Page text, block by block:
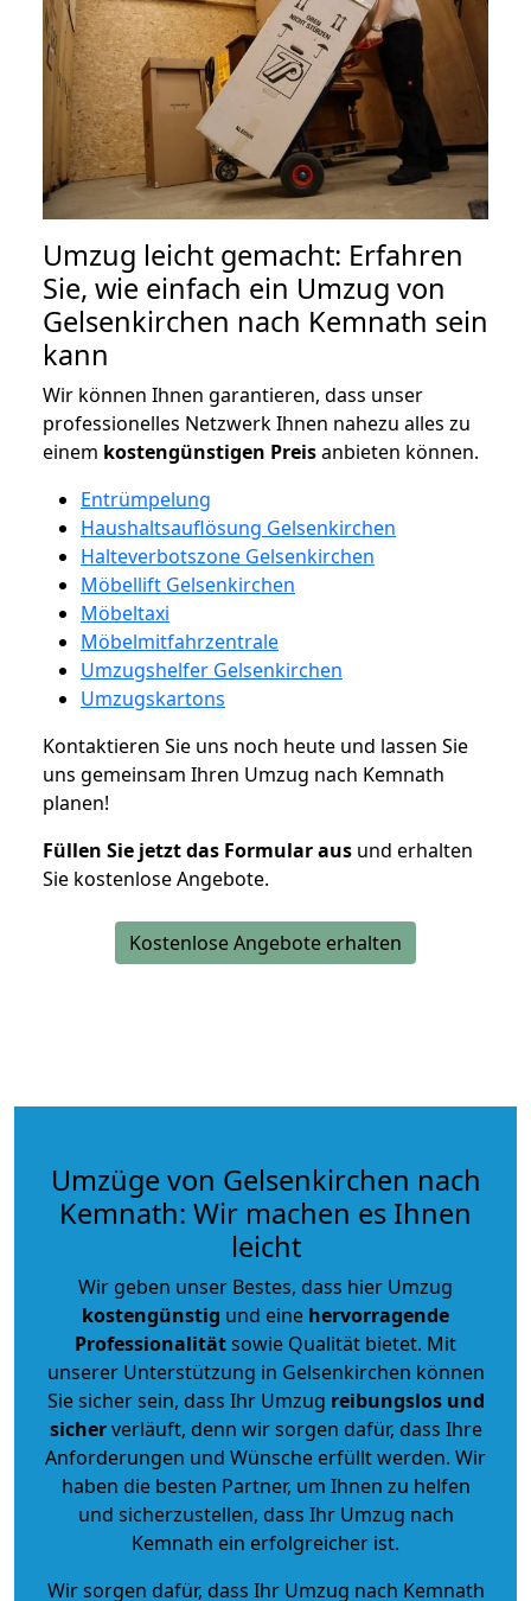
Umzug leicht gemacht: Erfahren
Sie, wie einfach ein Umzug von
Gelsenkirchen nach Kemnath sein
kann
Wir können Ihnen garantieren, dass unser
professionelles Netzwerk Ihnen nahezu alles zu
einem kostengünstigen Preisanbieten können.
Entrümpelung
Haushaltsauflösung Gelsenkirchen
Halteverbotszone Gelsenkirchen
Möbellift Gelsenkirchen
Möbeltaxi
Möbelmitfahrzentrale
Umzugshelfer Gelsenkirchen
Umzugskartons
Kontaktieren Sie uns noch heute und lassen Sie
uns gemeinsam Ihren Umzug nach Kemnath
planen!
Füllen Sie jetzt das Formular aus und erhalten
Sie kostenlose Angebote.
Kostenlose Angebote erhalten
Umzüge von Gelsenkirchen nach
Kemnath: Wir machen es Ihnen
leicht
Wir geben unser Bestes, dass hier Umzug
kostengünstig und eine hervorragende
Professionalitätsowie Qualität bietet. Mit
unserer Unterstützung in Gelsenkirchen können
Sie sicher sein, dass Ihr Umzug reibungslos und
sicherverläuft, denn wir sorgen dafür, dass Ihre
Anforderungen und Wünsche erfüllt werden. Wir
haben die besten Partner, um Ihnen zu helfen
und sicherzustellen, dass Ihr Umzug nach
Kemnath ein erfolgreicher ist.
Wir sorgen dafür, dass Ihr Umzug nach Kemnath